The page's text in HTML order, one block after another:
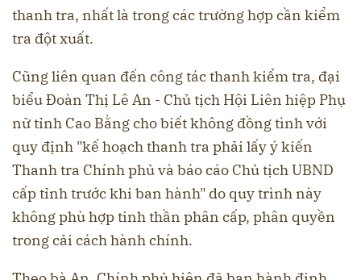
thanh tra, nhất là trong các trường hợp cần kiểm
tra đột xuất.
Cũng liên quan đến công tác thanh kiểm tra, đại
biểu Đoàn Thị Lê An - Chủ tịch Hội Liên hiệp Phụ
nữ tỉnh Cao Bằng cho biết không đồng tình với
quy định "kế hoạch thanh tra phải lấy ý kiến
Thanh tra Chính phủ và báo cáo Chủ tịch UBND
cấp tỉnh trước khi ban hành" do quy trình này
không phù hợp tinh thần phân cấp, phân quyền
trong cải cách hành chính.